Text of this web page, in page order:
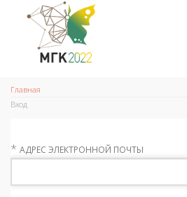
Главная
Вход
* АДРЕС ЭЛЕКТРОННОЙ ПОЧТЫ